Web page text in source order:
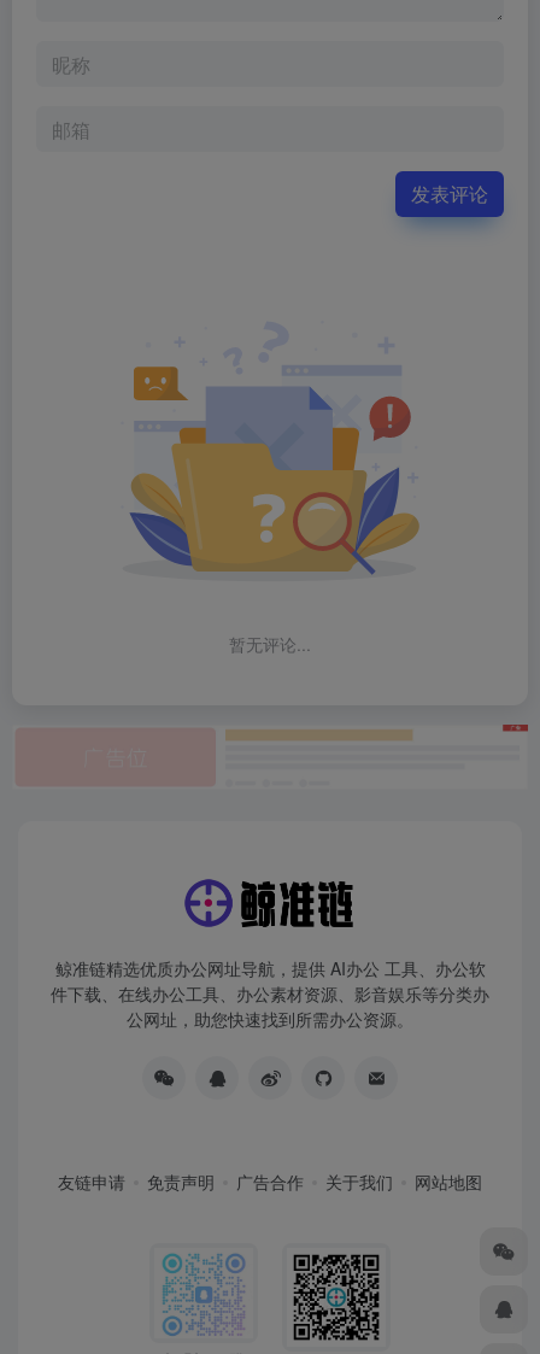
发表评论
暂无评论...
鲸准链精选优质办公网址导航，提供 AI办公 工具、办公软
件下载、在线办公工具、办公素材资源、影音娱乐等分类办
公网址，助您快速找到所需办公资源。
友链申请 免责声明 广告合作 关于我们 网站地图